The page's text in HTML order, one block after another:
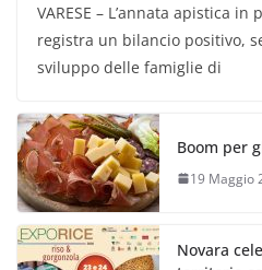
VARESE – L’annata apistica in
registra un bilancio positivo,
sviluppo delle famiglie di
Boom per
19 Maggio
Novara